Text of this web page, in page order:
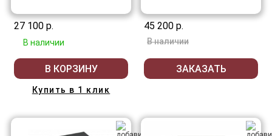
27 100 р.
В наличии
В КОРЗИНУ
Купить в 1 клик
45 200 р.
В наличии
ЗАКАЗАТЬ